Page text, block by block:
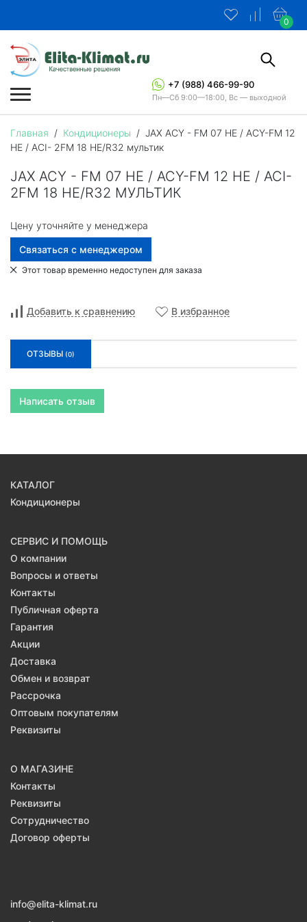
0
+7 (988) 466-99-90
Пн—Сб 9:00—18:00, Вс — выходной
Главная / Кондиционеры / JAX ACY - FM 07 HE / ACY-FM 12
HE / ACI- 2FM 18 HE/R32 мультик
JAX ACY - FM 07 HE / ACY-FM 12 HE / ACI-
2FM 18 HE/R32 МУЛЬТИК
Цену уточняйте у менеджера
Связаться с менеджером
Этот товар временно недоступен для заказа
Добавить к сравнению В избранное
ОТЗЫВЫ (0)
Написать отзыв
КАТАЛОГ
Кондиционеры
СЕРВИС И ПОМОЩЬ
О компании
Вопросы и ответы
Контакты
Публичная оферта
Гарантия
Акции
Доставка
Обмен и возврат
Рассрочка
Оптовым покупателям
Реквизиты
О МАГАЗИНЕ
Контакты
Реквизиты
Сотрудничество
Договор оферты
info@elita-klimat.ru